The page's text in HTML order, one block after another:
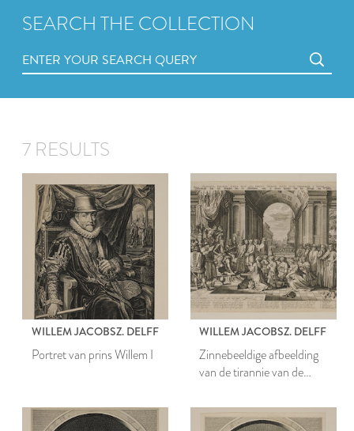
SEARCH THE COLLECTION
7 RESULTS
WILLEM JACOBSZ. DELFF
Portret van prins Willem I
WILLEM JACOBSZ. DELFF
Zinnebeeldige afbeelding
van de tirannie van de